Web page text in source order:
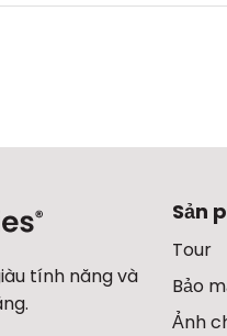
tính năng và
Sản
Tour
Bảo
Ảnh